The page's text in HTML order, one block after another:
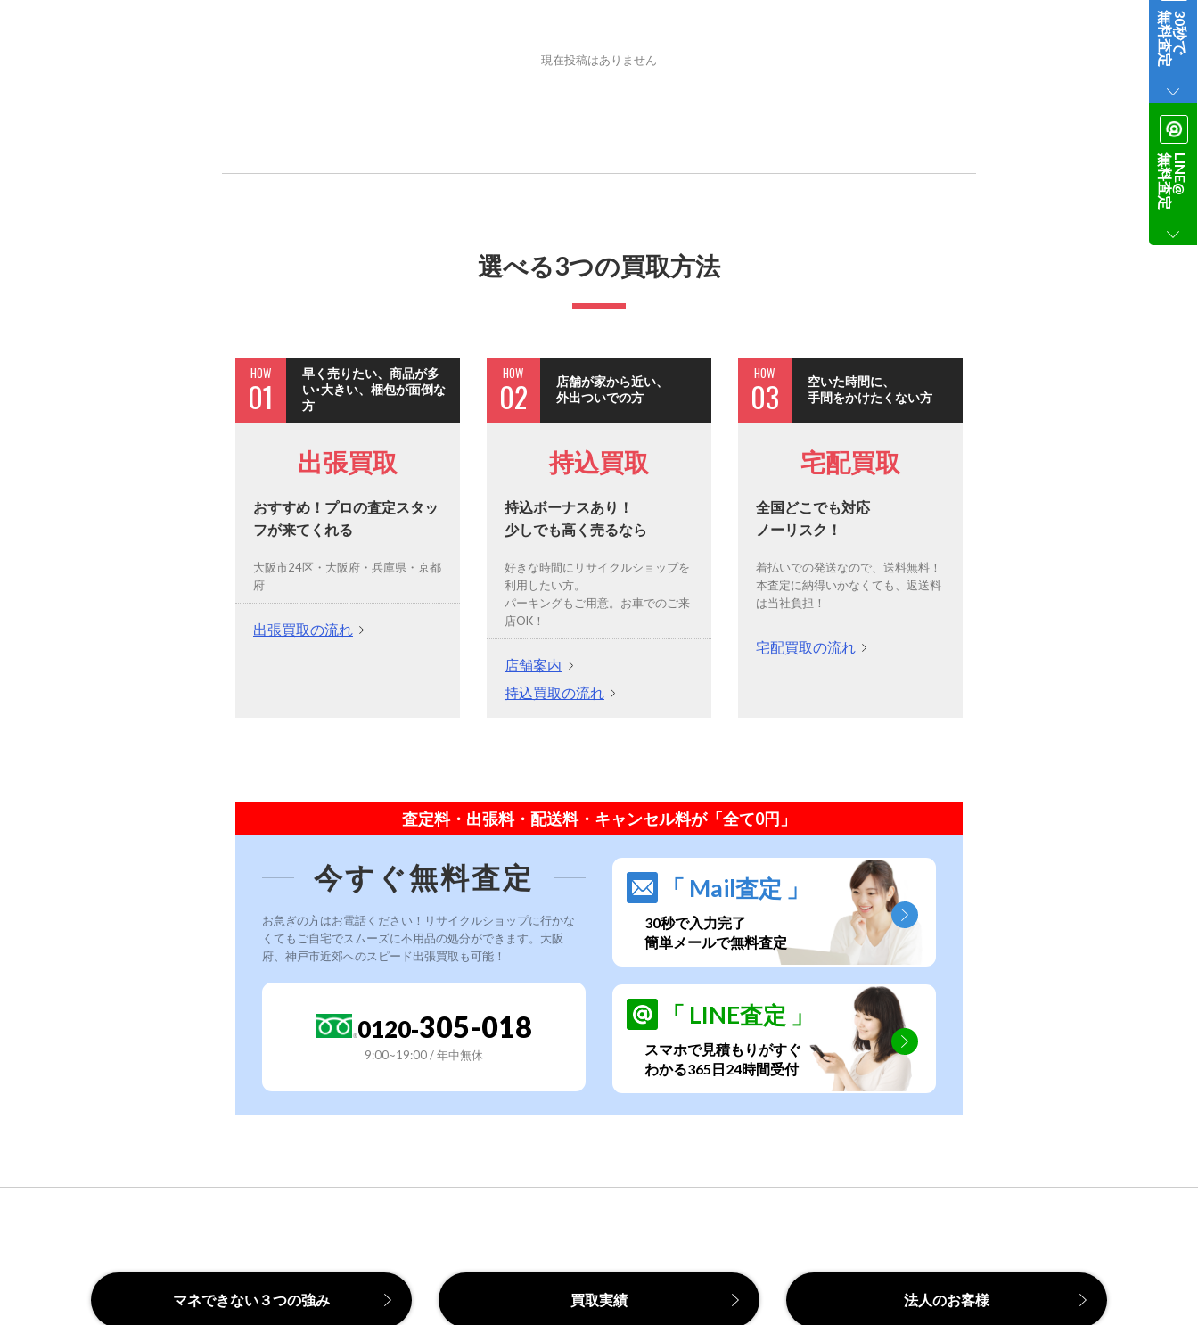
30秒で
無料査定
LINE@
無料査定
現在投稿はありません
選べる3つの買取方法
HOW
01
早く売りたい、商品が多
い･大きい、梱包が面倒な
方
出張買取
おすすめ！プロの査定スタッ
フが来てくれる
大阪市24区・大阪府・兵庫県・京都
府
出張買取の流れ
HOW
02
店舗が家から近い、
外出ついでの方
持込買取
持込ボーナスあり！
少しでも高く売るなら
好きな時間にリサイクルショップを
利用したい方。
パーキングもご用意。お車でのご来
店OK！
店舗案内
持込買取の流れ
HOW
03
空いた時間に、
手間をかけたくない方
宅配買取
全国どこでも対応
ノーリスク！
着払いでの発送なので、送料無料！
本査定に納得いかなくても、返送料
は当社負担！
宅配買取の流れ
査定料・出張料・配送料・キャンセル料が「全て0円」
今すぐ無料査定
お急ぎの方はお電話ください！リサイクルショップに行かな
くてもご自宅でスムーズに不用品の処分ができます。大阪
府、神戸市近郊へのスピード出張買取も可能！
0120-305-018
9:00~19:00 / 年中無休
「 Mail査定 」
30秒で入力完了
簡単メールで無料査定
「 LINE査定 」
スマホで見積もりがすぐ
わかる365日24時間受付
マネできない３つの強み 買取実績 法人のお客様